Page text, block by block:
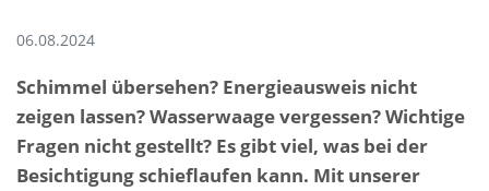
06.08.2024
Schimmel übersehen? Energieausweis nicht
zeigen lassen? Wasserwaage vergessen? Wichtige
Fragen nicht gestellt? Es gibt viel, was bei der
Besichtigung schieflaufen kann. Mit unserer